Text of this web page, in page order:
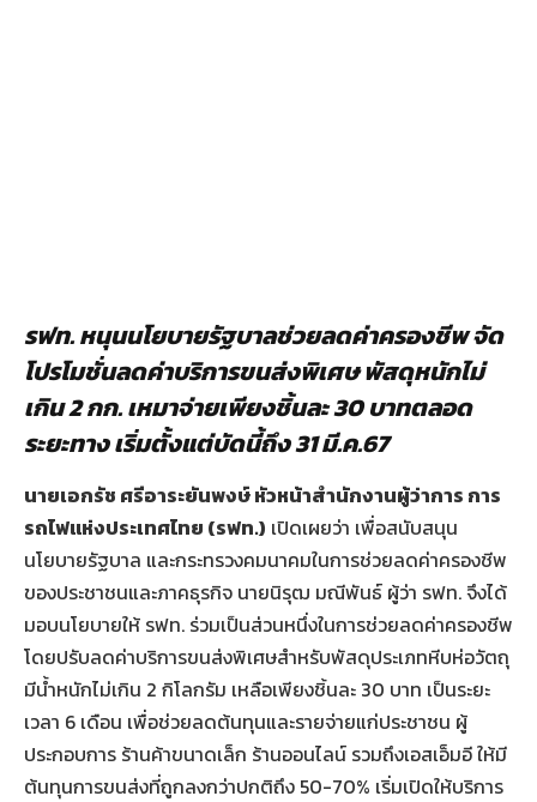
รฟท. หนุนนโยบายรัฐบาลช่วยลดค่าครองชีพ จัด
โปรโมชั่นลดค่าบริการขนส่งพิเศษ พัสดุหนักไม่
เกิน 2 กก. เหมาจ่ายเพียงชิ้นละ 30 บาทตลอด
ระยะทาง เริ่มตั้งแต่บัดนี้ถึง 31 มี.ค.67
นายเอกรัช ศรีอาระยันพงษ์ หัวหน้าสำนักงานผู้ว่าการ การ
รถไฟแห่งประเทศไทย (รฟท.) เปิดเผยว่า เพื่อสนับสนุน
นโยบายรัฐบาล และกระทรวงคมนาคมในการช่วยลดค่าครองชีพ
ของประชาชนและภาคธุรกิจ นายนิรุฒ มณีพันธ์ ผู้ว่า รฟท. จึงได้
มอบนโยบายให้ รฟท. ร่วมเป็นส่วนหนึ่งในการช่วยลดค่าครองชีพ
โดยปรับลดค่าบริการขนส่งพิเศษสำหรับพัสดุประเภทหีบห่อวัตถุ
มีน้ำหนักไม่เกิน 2 กิโลกรัม เหลือเพียงชิ้นละ 30 บาท เป็นระยะ
เวลา 6 เดือน เพื่อช่วยลดต้นทุนและรายจ่ายแก่ประชาชน ผู้
ประกอบการ ร้านค้าขนาดเล็ก ร้านออนไลน์ รวมถึงเอสเอ็มอี ให้มี
ต้นทุนการขนส่งที่ถูกลงกว่าปกติถึง 50-70% เริ่มเปิดให้บริการ